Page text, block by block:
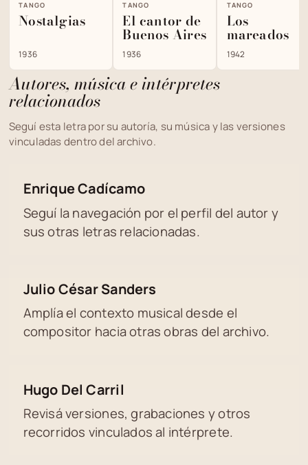
TANGO
Nostalgias
1936
TANGO
El cantor de
Buenos Aires
1936
TANGO
Los
mareados
1942
Autores, música e intérpretes
relacionados
Seguí esta letra por su autoría, su música y las versiones
vinculadas dentro del archivo.
Enrique Cadícamo
Seguí la navegación por el perfil del autor y
sus otras letras relacionadas.
Julio César Sanders
Amplía el contexto musical desde el
compositor hacia otras obras del archivo.
Hugo Del Carril
Revisá versiones, grabaciones y otros
recorridos vinculados al intérprete.